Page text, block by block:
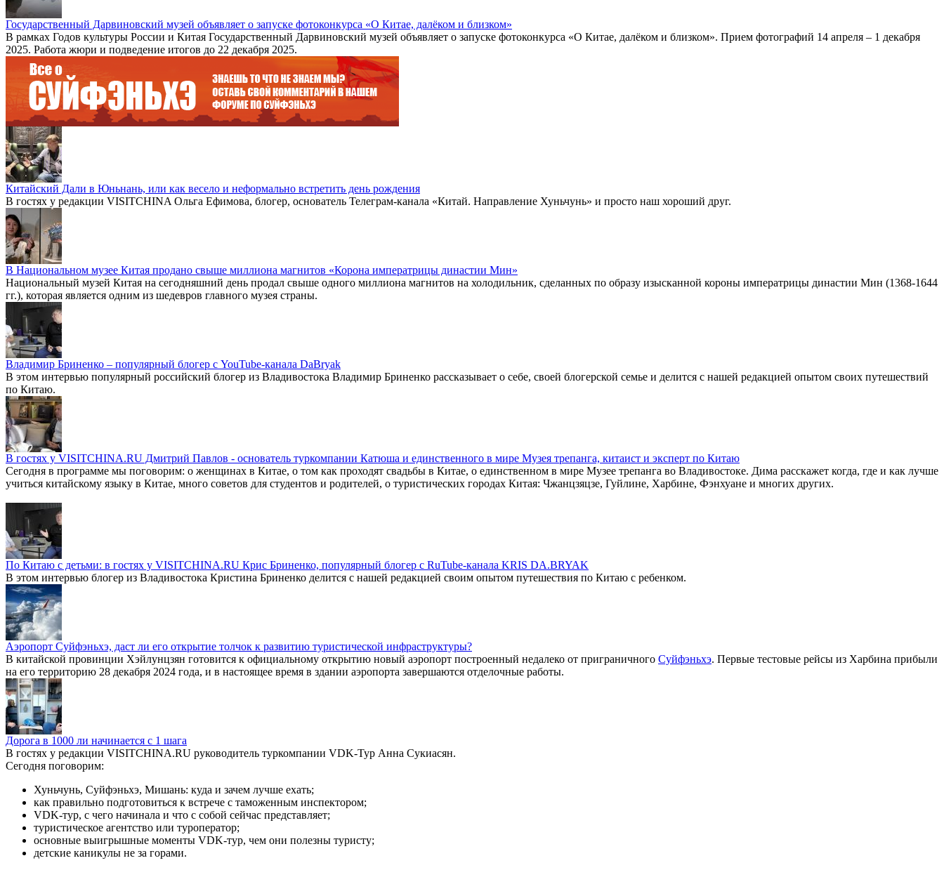
Государственный Дарвиновский музей объявляет о запуске фотоконкурса «О Китае, далёком и близком»
В рамках Годов культуры России и Китая Государственный Дарвиновский музей объявляет о запуске фотоконкурса «О Китае, далёком и близком». Прием фотографий 14 апреля – 1 декабря
2025. Работа жюри и подведение итогов до 22 декабря 2025.
Китайский Дали в Юньнань, или как весело и неформально встретить день рождения
В гостях у редакции VISITCHINA Ольга Ефимова, блогер, основатель Телеграм-канала «Китай. Направление Хуньчунь» и просто наш хороший друг.
В Национальном музее Китая продано свыше миллиона магнитов «Корона императрицы династии Мин»
Национальный музей Китая на сегодняшний день продал свыше одного миллиона магнитов на холодильник, сделанных по образу изысканной короны императрицы династии Мин (1368-1644
гг.), которая является одним из шедевров главного музея страны.
Владимир Бриненко – популярный блогер с YouTube-канала DaBryak
В этом интервью популярный российский блогер из Владивостока Владимир Бриненко рассказывает о себе, своей блогерской семье и делится с нашей редакцией опытом своих путешествий
по Китаю.
В гостях у VISITCHINA.RU Дмитрий Павлов - основатель туркомпании Катюша и единственного в мире Музея трепанга, китаист и эксперт по Китаю
Сегодня в программе мы поговорим: о женщинах в Китае, о том как проходят свадьбы в Китае, о единственном в мире Музее трепанга во Владивостоке. Дима расскажет когда, где и как лучше
учиться китайскому языку в Китае, много советов для студентов и родителей, о туристических городах Китая: Чжанцзяцзе, Гуйлине, Харбине, Фэнхуане и многих других.
По Китаю с детьми: в гостях у VISITCHINA.RU Крис Бриненко, популярный блогер с RuTube-канала KRIS DA.BRYAK
В этом интервью блогер из Владивостока Кристина Бриненко делится с нашей редакцией своим опытом путешествия по Китаю с ребенком.
Аэропорт Суйфэньхэ, даст ли его открытие толчок к развитию туристической инфраструктуры?
В китайской провинции Хэйлунцзян готовится к официальному открытию новый аэропорт построенный недалеко от приграничного Суйфэньхэ. Первые тестовые рейсы из Харбина прибыли
на его территорию 28 декабря 2024 года, и в настоящее время в здании аэропорта завершаются отделочные работы.
Дорога в 1000 ли начинается с 1 шага
В гостях у редакции VISITCHINA.RU руководитель туркомпании VDK-Тур Анна Сукиасян.
Сегодня поговорим:
Хуньчунь, Суйфэньхэ, Мишань: куда и зачем лучше ехать;
как правильно подготовиться к встрече с таможенным инспектором;
VDK-тур, с чего начинала и что с собой сейчас представляет;
туристическое агентство или туроператор;
основные выигрышные моменты VDK-тур, чем они полезны туристу;
детские каникулы не за горами.